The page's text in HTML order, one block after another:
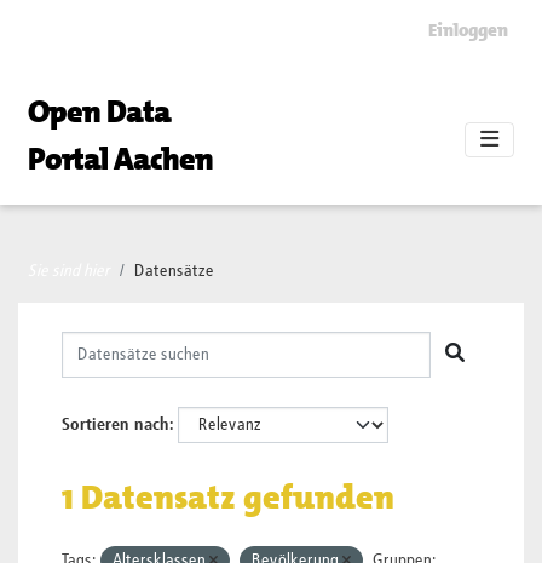
Einloggen
Open Data
Portal Aachen
Datensätze
Sortieren nach
1 Datensatz gefunden